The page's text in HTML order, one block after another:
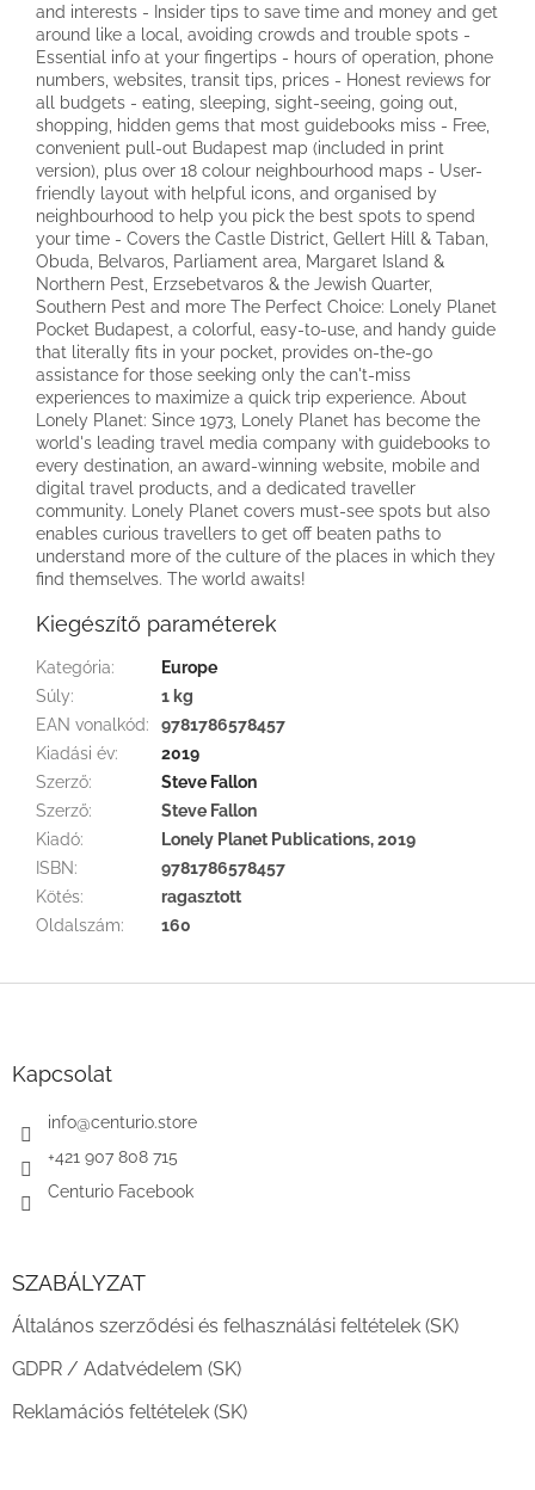
and interests - Insider tips to save time and money and get
around like a local, avoiding crowds and trouble spots -
Essential info at your fingertips - hours of operation, phone
numbers, websites, transit tips, prices - Honest reviews for
all budgets - eating, sleeping, sight-seeing, going out,
shopping, hidden gems that most guidebooks miss - Free,
convenient pull-out Budapest map (included in print
version), plus over 18 colour neighbourhood maps - User-
friendly layout with helpful icons, and organised by
neighbourhood to help you pick the best spots to spend
your time - Covers the Castle District, Gellert Hill & Taban,
Obuda, Belvaros, Parliament area, Margaret Island &
Northern Pest, Erzsebetvaros & the Jewish Quarter,
Southern Pest and more The Perfect Choice: Lonely Planet
Pocket Budapest, a colorful, easy-to-use, and handy guide
that literally fits in your pocket, provides on-the-go
assistance for those seeking only the can't-miss
experiences to maximize a quick trip experience. About
Lonely Planet: Since 1973, Lonely Planet has become the
world's leading travel media company with guidebooks to
every destination, an award-winning website, mobile and
digital travel products, and a dedicated traveller
community. Lonely Planet covers must-see spots but also
enables curious travellers to get off beaten paths to
understand more of the culture of the places in which they
find themselves. The world awaits!
Kiegészítő paraméterek
Kategória:
Europe
Súly:
1 kg
EAN vonalkód:
9781786578457
Kiadási év:
2019
Szerző:
Steve Fallon
Szerző:
Steve Fallon
Kiadó:
Lonely Planet Publications, 2019
ISBN:
9781786578457
Kötés:
ragasztott
Oldalszám: 160
Kapcsolat
info@centurio.store
+421 907 808 715
Centurio Facebook
SZABÁLYZAT
Általános szerződési és felhasználási feltételek (SK)
GDPR / Adatvédelem (SK)
Reklamációs feltételek (SK)